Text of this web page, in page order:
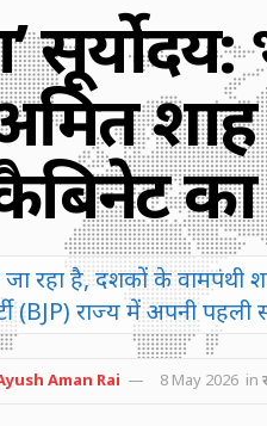
अमित
का
रहा है, दशकों के वामपंथी
(BJP) राज्य में अपनी
Aman Rai 8 May 2026 in